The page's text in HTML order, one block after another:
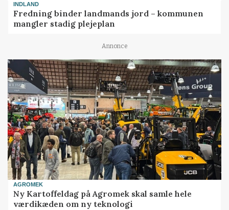
INDLAND
Fredning binder landmands jord – kommunen
mangler stadig plejeplan
Annonce
AGROMEK
Ny Kartoffeldag på Agromek skal samle hele
værdikæden om ny teknologi